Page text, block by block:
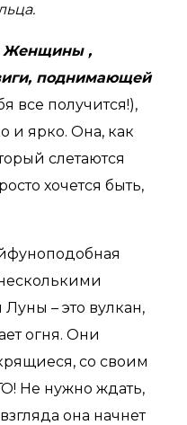
Женщины ,
поднимающей
все получится!),
и ярко. Она, как
слетаются
хочется быть,
– это вулкан,
огня. Они
со своим
Не нужно ждать,
она начнет